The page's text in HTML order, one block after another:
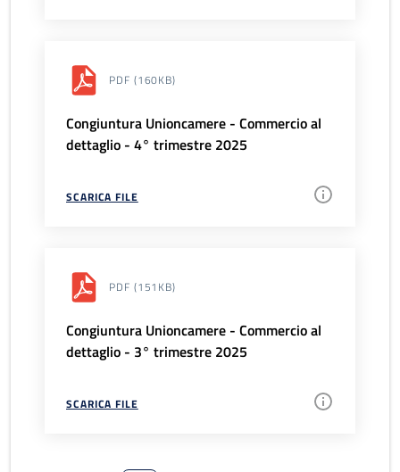
PDF (160KB)
Congiuntura Unioncamere - Commercio al
dettaglio - 4° trimestre 2025
SCARICA FILE
PDF (151KB)
Congiuntura Unioncamere - Commercio al
dettaglio - 3° trimestre 2025
SCARICA FILE